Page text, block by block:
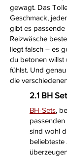
gewagt. Das
Geschmack,
gibt es passende
Reizwäsche
liegt falsch – es
du betonen willst
fühlst. Und
die
2.1 BH
BH-Sets,
passenden
sind wohl
beliebteste